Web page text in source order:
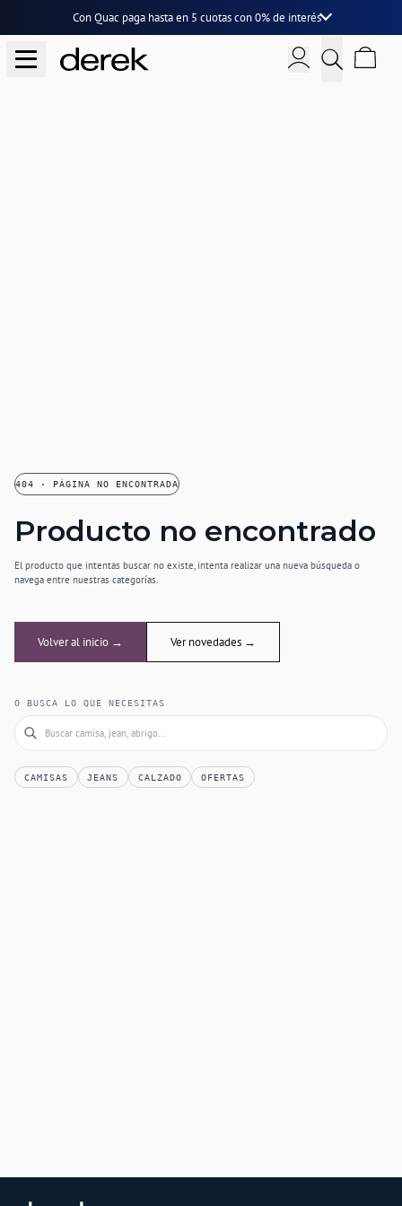
Con Quac paga hasta en 5 cuotascon0% de interés
404 · PÁGINA NO ENCONTRADA
Producto no encontrado
El producto que intentas buscar no existe, intenta realizar una nueva búsqueda o
navega entre nuestras categorías.
Volver al inicio → Ver novedades →
O BUSCA LO QUE NECESITAS
CAMISAS JEANS CALZADO OFERTAS